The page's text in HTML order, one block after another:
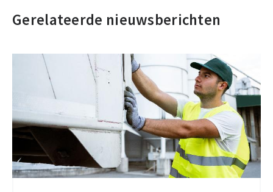
Gerelateerde nieuwsberichten